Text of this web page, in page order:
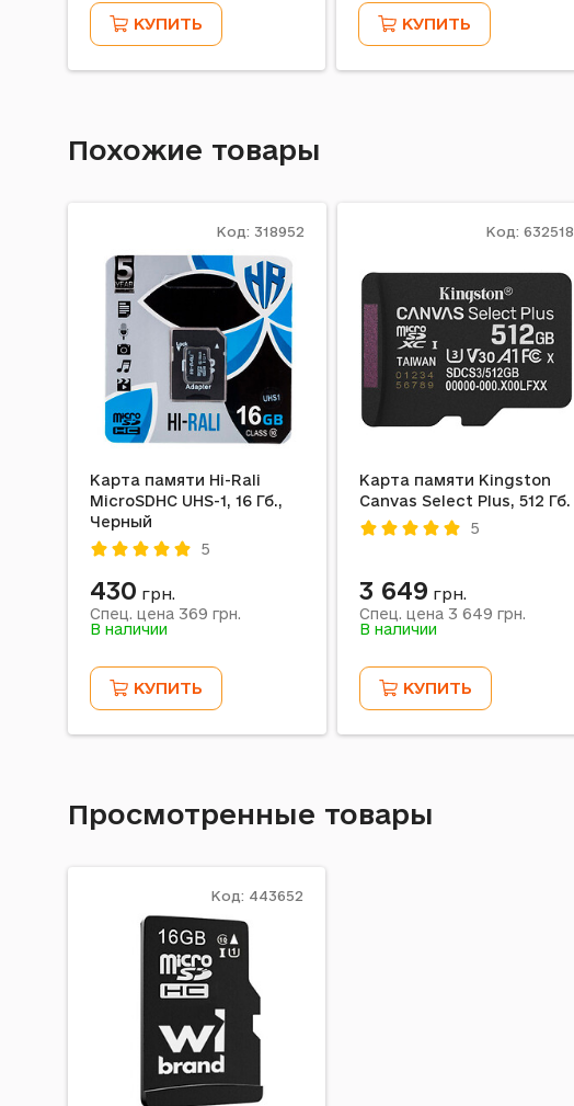
КУПИТЬ КУПИТЬ
Похожие товары
Карта памяти Hi-Rali
MicroSDHC UHS-1, 16 Гб.,
Черный
5
Код: 318952
430 грн.
Спец. цена 369 грн.
В наличии
КУПИТЬ
Карта памяти Kingston
Canvas Select Plus, 512 Гб.
5
Код: 632518
3 649 грн.
Спец. цена 3 649 грн.
В наличии
КУПИТЬ
Просмотренные товары
Код: 443652